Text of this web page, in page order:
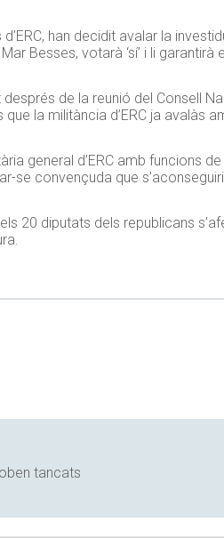
han decidit avalar la
Besses, votarà ‘sí’ i li
de la reunió del Consell
la militància d’ERC ja avalàs
general d’ERC amb funcions
se convençuda que
20 diputats dels republicans
tancats